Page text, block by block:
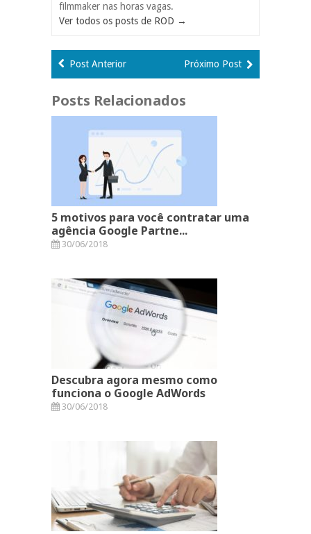
filmmaker nas horas vagas.
Ver todos os posts de ROD →
Post Anterior Próximo Post
Posts Relacionados
5 motivos para você contratar uma
agência Google Partne...
30/06/2018
Descubra agora mesmo como
funciona o Google AdWords
30/06/2018